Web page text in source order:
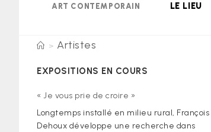
ART CONTEMPORAIN
LE LIEU
> Artistes
EXPOSITIONS EN COURS
« Je vous prie de croire »
Longtemps installé en milieu rural, François
Dehoux développe une recherche dans